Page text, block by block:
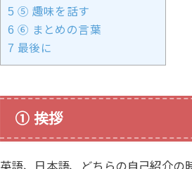
5 ⑤ 趣味を話す
6 ⑥ まとめの言葉
7 最後に
① 挨拶
英語、日本語、どちらの自己紹介の